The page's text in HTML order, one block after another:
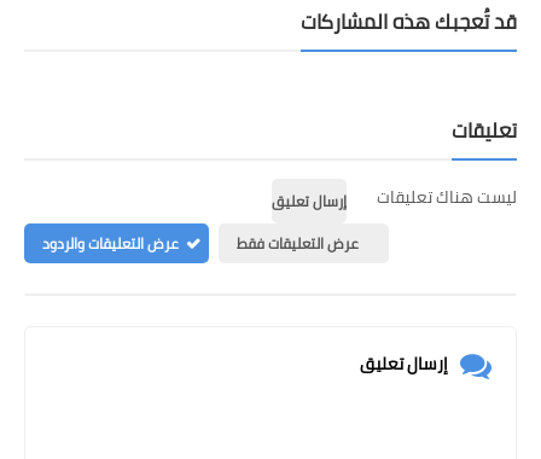
قد تُعجبك هذه المشاركات
تعليقات
ليست هناك تعليقات
إرسال تعليق
عرض التعليقات فقط
عرض التعليقات والردود
إرسال تعليق